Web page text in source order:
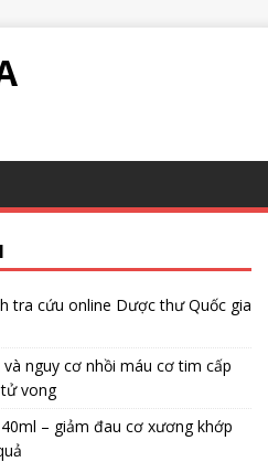
tra cứu online Dược thư Quốc gia
nguy cơ nhồi máu cơ tim cấp
vong
– giảm đau cơ xương khớp